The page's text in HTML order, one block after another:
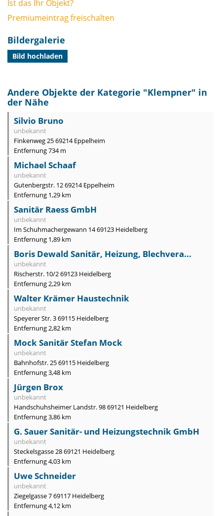
Ist das Ihr Objekt?
Premiumeintrag freischalten
Bildergalerie
Bild hochladen
Andere Objekte der Kategorie "Klempner" in
der Nähe
Silvio Bruno
unbekannt
Finkenweg 25 69214 Eppelheim
Entfernung 734 m
Michael Schaaf
unbekannt
Gutenbergstr. 12 69214 Eppelheim
Entfernung 1,29 km
Sanitär Raess GmbH
unbekannt
Im Schuhmachergewann 14 69123 Heidelberg
Entfernung 1,89 km
Boris Dewald Sanitär, Heizung, Blechvera...
unbekannt
Rischerstr. 10/2 69123 Heidelberg
Entfernung 2,29 km
Walter Krämer Haustechnik
unbekannt
Speyerer Str. 3 69115 Heidelberg
Entfernung 2,82 km
Mock Sanitär Stefan Mock
unbekannt
Bahnhofstr. 25 69115 Heidelberg
Entfernung 3,48 km
Jürgen Brox
unbekannt
Handschuhsheimer Landstr. 98 69121 Heidelberg
Entfernung 3,86 km
G. Sauer Sanitär- und Heizungstechnik GmbH
unbekannt
Steckelsgasse 28 69121 Heidelberg
Entfernung 4,03 km
Uwe Schneider
unbekannt
Ziegelgasse 7 69117 Heidelberg
Entfernung 4,12 km